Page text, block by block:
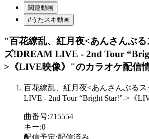
関連動画
#うたスキ動画
"百花繚乱、紅月夜<あんさんぶる
ズ!DREAM LIVE - 2nd Tour
>《LIVE映像》"のカラオケ配信
百花繚乱、紅月夜<あんさんぶる
LIVE - 2nd Tour “Bright Star!”->《
曲番号:715554
キー:0
配信予定:配信済み